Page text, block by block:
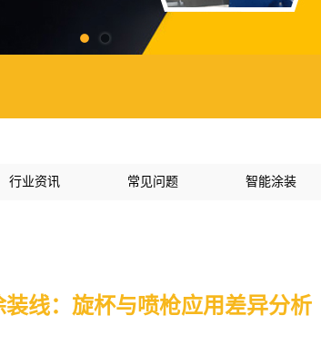
行业资讯 常见问题 智能涂装
线：旋杯与喷枪应用差异分析